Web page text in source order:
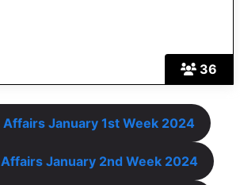
36
Affairs January 1st Week 2024
January 2nd Week 2024